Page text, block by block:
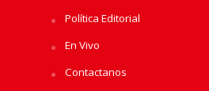
Política Editorial
En Vivo
Contactanos